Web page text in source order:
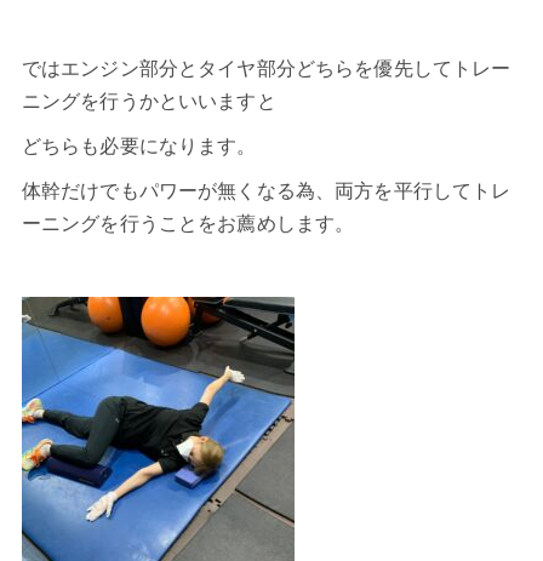
ではエンジン部分とタイヤ部分どちらを優先してトレー
ニングを行うかといいますと
どちらも必要になります。
体幹だけでもパワーが無くなる為、両方を平行してトレ
ーニングを行うことをお薦めします。